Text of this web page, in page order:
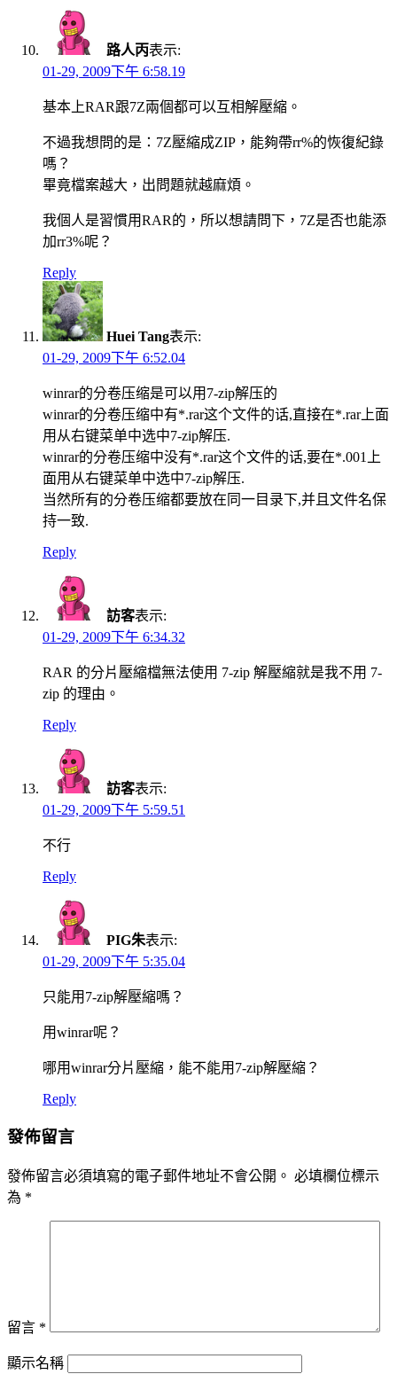
路人丙表示:
01-29, 2009下午 6:58.19
基本上RAR跟7Z兩個都可以互相解壓縮。
不過我想問的是：7Z壓縮成ZIP，能夠帶rr%的恢復紀錄
嗎？
畢竟檔案越大，出問題就越麻煩。
我個人是習慣用RAR的，所以想請問下，7Z是否也能添
加rr3%呢？
Reply
Huei Tang表示:
01-29, 2009下午 6:52.04
winrar的分卷压缩是可以用7-zip解压的
winrar的分卷压缩中有*.rar这个文件的话,直接在*.rar上面
用从右键菜单中选中7-zip解压.
winrar的分卷压缩中没有*.rar这个文件的话,要在*.001上
面用从右键菜单中选中7-zip解压.
当然所有的分卷压缩都要放在同一目录下,并且文件名保
持一致.
Reply
訪客表示:
01-29, 2009下午 6:34.32
RAR 的分片壓縮檔無法使用 7-zip 解壓縮就是我不用 7-
zip 的理由。
Reply
訪客表示:
01-29, 2009下午 5:59.51
不行
Reply
PIG朱表示:
01-29, 2009下午 5:35.04
只能用7-zip解壓縮嗎？
用winrar呢？
哪用winrar分片壓縮，能不能用7-zip解壓縮？
Reply
發佈留言
發佈留言必須填寫的電子郵件地址不會公開。 必填欄位標示
為 *
留言 *
顯示名稱